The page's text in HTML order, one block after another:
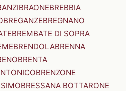
BRAONEBREBBIA
BREGANZEBREGNANO
BREMBATE DI SOPRA
BRENDOLABRENNA
BRENTA
BRENZONE
BRESSANA BOTTARONE